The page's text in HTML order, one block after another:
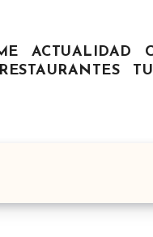
ACTUALIDAD
RESTAURANTES